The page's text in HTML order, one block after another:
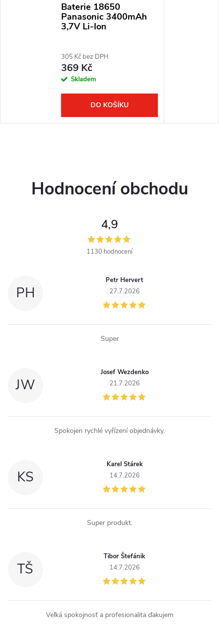
Baterie 18650
Panasonic 3400mAh
3,7V Li-Ion
305 Kč bez DPH
369 Kč
Skladem
DO KOŠÍKU
Hodnocení obchodu
4,9
1130 hodnocení
PH
Petr Hervert
27.7.2026
Super
JW
Josef Wezdenko
21.7.2026
Spokojen rychlé vyřízení objednávky.
KS
Karel Stárek
14.7.2026
Super produkt.
TŠ
Tibor Štefánik
14.7.2026
Veľká spokojnosť a profesionalita ďakujem